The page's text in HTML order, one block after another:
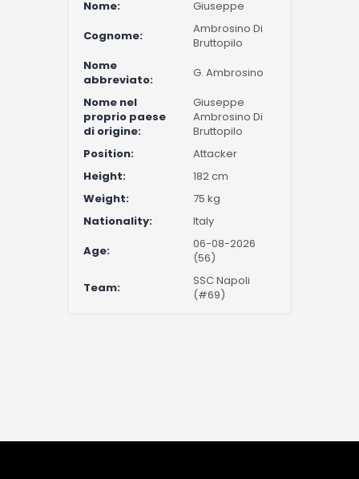
Nome:
Giuseppe
Cognome:
Ambrosino Di
Bruttopilo
Nome
abbreviato:
G. Ambrosino
Nome nel
proprio paese
di origine:
Giuseppe
Ambrosino Di
Bruttopilo
Position:
Attacker
Height:
182 cm
Weight:
75 kg
Nationality:
Italy
Age:
06-08-2026
(56)
Team:
SSC Napoli
(#69)